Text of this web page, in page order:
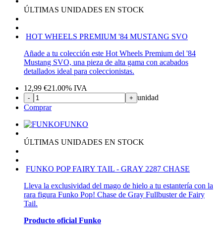
ÚLTIMAS UNIDADES EN STOCK
HOT WHEELS PREMIUM '84 MUSTANG SVO
Añade a tu colección este Hot Wheels Premium del '84
Mustang SVO, una pieza de alta gama con acabados
detallados ideal para coleccionistas.
12,99 €21.00% IVA
- + unidad
Comprar
FUNKO
ÚLTIMAS UNIDADES EN STOCK
FUNKO POP FAIRY TAIL - GRAY 2287 CHASE
Lleva la exclusividad del mago de hielo a tu estantería con la
rara figura Funko Pop! Chase de Gray Fullbuster de Fairy
Tail.
Producto oficial Funko